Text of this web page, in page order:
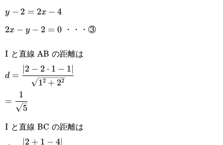
2=2(x-
2)
y-
2=2x-
y − 2 = 2x − 4
2x-
2x − y − 2 = 0 ・・・③
I と直線 AB の距離は
d=\cfrac{|2-
2\cdot1-1|}
{\sqrt{1^2+2^2}}
d =
12 + 22
∣2 − 2 ⋅ 1 − 1∣
=\cfrac{1}
{\sqrt{5}}
=
5
1
I と直線 BC の距離は
d=\cfrac{|2+1-
∣2 + 1 − 4∣